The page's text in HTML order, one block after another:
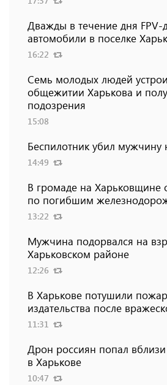
Дважды в течение дня FPV-
автомобили в поселке
16:22
Семь молодых людей
общежитии Харькова и
подозрения
15:08
Беспилотник убил
14:49
В громаде на Харьковщине
по погибшим
13:22
Мужчина подорвался на
Харьковском районе
12:26
В Харькове потушили
издательства после
11:31
Дрон россиян попал
в Харькове
10:47